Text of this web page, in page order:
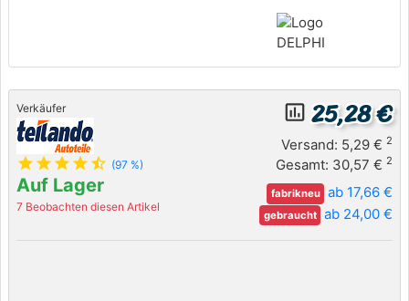
Verkäufer
star star star star star_half (97 %)
Auf Lager
7 Beobachten diesen Artikel
insert_chart_outlined 25,28 €
Versand: 5,29 € 2
Gesamt: 30,57 € 2
fabrikneu ab 17,66 €
gebraucht ab 24,00 €